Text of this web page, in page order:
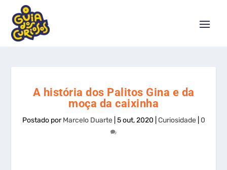
A história dos Palitos Gina e da
moça da caixinha
Postado porMarcelo Duarte| 5 out, 2020 Curiosidade| 0